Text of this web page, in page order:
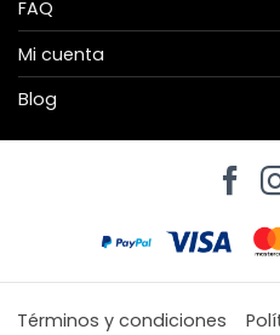
FAQ
Mi cuenta
Blog
Términos y condiciones